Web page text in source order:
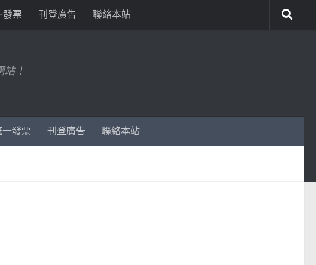
發票 刊登廣告 聯絡本站
！
一發票 刊登廣告 聯絡本站